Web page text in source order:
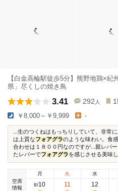
【白金高輪駅徒歩5分】熊野地鶏×
県」尽くしの焼き鳥
3.41 292 人
￥8,000～￥9,999 -
...生のつくねはもっちりしていて、非常
は上質なフォアグラのような味わい。食
合わせは１８００円なのですが...親レバ
たレバーでフォアグラを感じさせる美味し
空席
情報
月
8/10
火
11
水
12